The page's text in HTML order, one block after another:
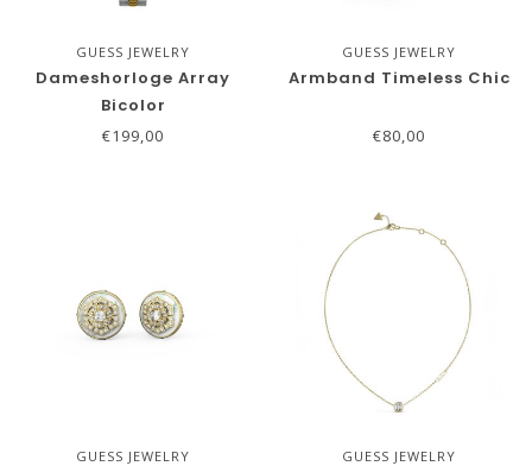
GUESS JEWELRY
Dameshorloge Array
Bicolor
€199,00
GUESS JEWELRY
Armband Timeless Chic
€80,00
GUESS JEWELRY GUESS JEWELRY